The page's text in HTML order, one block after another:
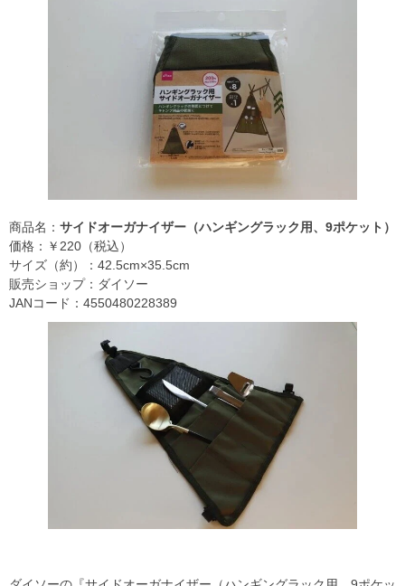
商品名： サイドオーガナイザー（ハンギングラック用、9ポケット）
価格：￥220（税込）
サイズ（約）：42.5cm×35.5cm
販売ショップ：ダイソー
JANコード：4550480228389